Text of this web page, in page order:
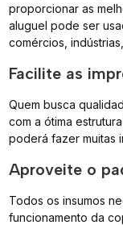
proporcionar as
aluguel pode ser
comércios,
Facilite as
Quem busca
com a ótima
poderá fazer muitas
Aproveite o
Todos os insumos
funcionamento da